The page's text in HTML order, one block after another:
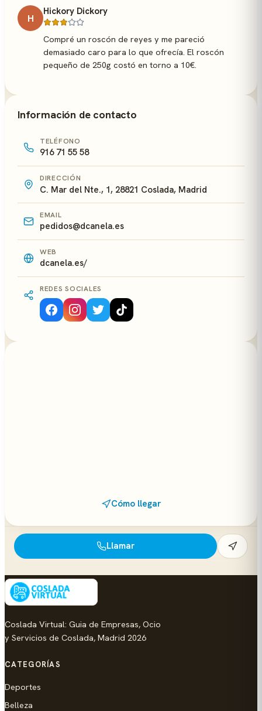
H
Hickory Dickory
Compré un roscón de reyes y me pareció
demasiado caro para lo que ofrecía. El roscón
pequeño de 250g costó en torno a 10€.
Información de contacto
TELÉFONO
916 71 55 58
DIRECCIÓN
C. Mar del Nte., 1, 28821 Coslada, Madrid
EMAIL
pedidos@dcanela.es
WEB
dcanela.es/
REDES SOCIALES
Cómo llegar
Llamar
Coslada Virtual: Guia de Empresas, Ocio
y Servicios de Coslada, Madrid 2026
CATEGORÍAS
Deportes
Belleza